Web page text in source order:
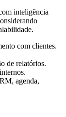
inteligência
com clientes.
de relatórios.
agenda,